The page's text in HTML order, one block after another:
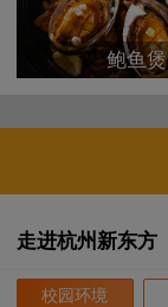
鲍鱼煲
走进杭州新东方
校园环境